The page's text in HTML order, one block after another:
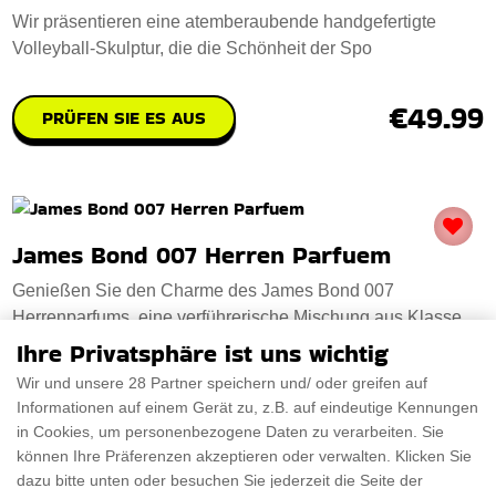
Wir präsentieren eine atemberaubende handgefertigte
Volleyball-Skulptur, die die Schönheit der Spo
PRÜFEN SIE ES AUS €49.99
James Bond 007 Herren Parfuem
Genießen Sie den Charme des James Bond 007
Herrenparfums, eine verführerische Mischung aus Klasse
PRÜFEN SIE ES AUS
Ihre Privatsphäre ist uns wichtig
Wir und unsere 28 Partner speichern und/ oder greifen auf
Informationen auf einem Gerät zu, z.B. auf eindeutige Kennungen
in Cookies, um personenbezogene Daten zu verarbeiten. Sie
können Ihre Präferenzen akzeptieren oder verwalten. Klicken Sie
dazu bitte unten oder besuchen Sie jederzeit die Seite der